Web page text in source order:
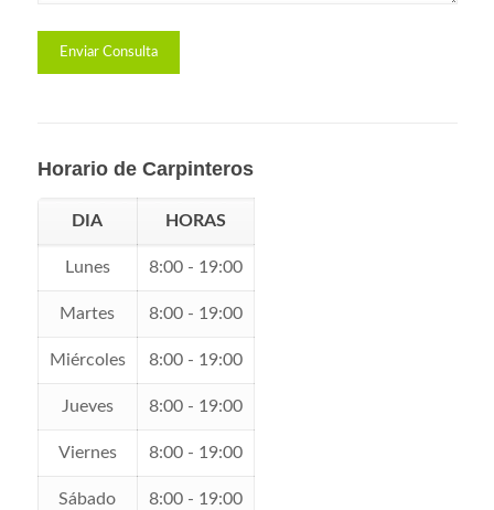
Horario de Carpinteros
DIA HORAS
Lunes 8:00 - 19:00
Martes 8:00 - 19:00
Miércoles 8:00 - 19:00
Jueves 8:00 - 19:00
Viernes 8:00 - 19:00
Sábado 8:00 - 19:00